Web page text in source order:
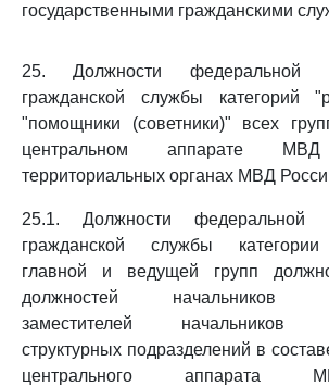
государственными гражданскими
25. Должности федеральной
гражданской службы категорий
"помощники (советники)" всех
центральном аппарате
территориальных органах МВД
25.1. Должности федеральной
гражданской службы категории
главной и ведущей групп
должностей начальников
заместителей начальников
структурных подразделений в
центрального аппарата